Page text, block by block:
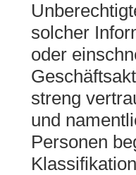
solcher
oder
streng
und
Personen